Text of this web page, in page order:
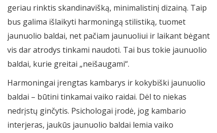
geriau rinktis skandinavišką, minimalistinį dizainą. Taip
bus galima išlaikyti harmoningą stilistiką, tuomet
jaunuolio baldai, net pačiam jaunuoliui ir laikant bėgant
vis dar atrodys tinkami naudoti. Tai bus tokie jaunuolio
baldai, kurie greitai „neišaugami“.
Harmoningai įrengtas kambarys ir kokybiški jaunuolio
baldai – būtini tinkamai vaiko raidai. Dėl to niekas
nedrįstų ginčytis. Psichologai įrodė, jog kambario
interjeras, jaukūs jaunuolio baldai lemia vaiko